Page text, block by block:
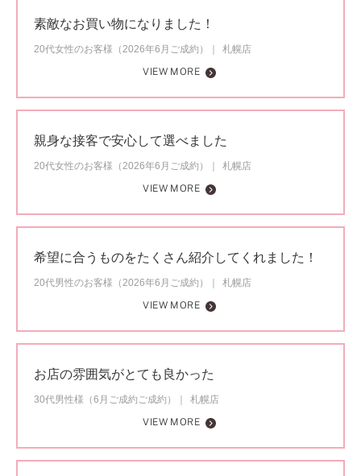
素敵なお買い物になりました！
20代女性のお客様（2026年6月ご成約）
札幌店
VIEW MORE
親身な接客で安心して選べました
20代女性のお客様（2026年6月ご成約）
札幌店
VIEW MORE
希望に合うものをたくさん紹介してくれました！
20代男性のお客様（2026年6月ご成約）
札幌店
VIEW MORE
お店の雰囲気がとても良かった
30代男性様（6月ご成約ご成約）
札幌店
VIEW MORE